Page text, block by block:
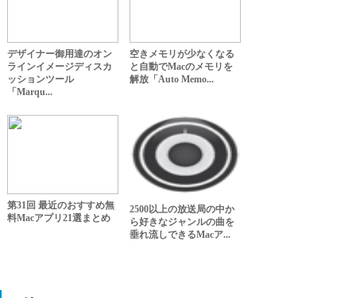
デザイナー御用達のオン
ラインイメージディスカ
ッションツール
「Marqu...
空きメモリが少なくなる
と自動でMacのメモリを
解放「Auto Memo...
第31回 最近のおすすめ無
料Macアプリ21選まとめ
2500以上の放送局の中か
ら好きなジャンルの曲を
垂れ流しできるMacア...